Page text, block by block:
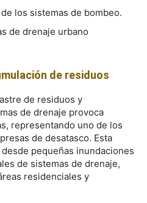
los sistemas de bombeo.
de drenaje urbano
de residuos
de residuos y
de drenaje provoca
representando uno de los
de desatasco. Esta
pequeñas inundaciones
de sistemas de drenaje,
residenciales y